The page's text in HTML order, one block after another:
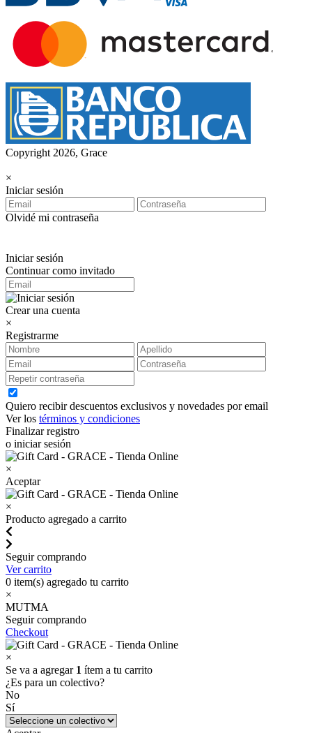
Copyright 2026, Grace
×
Iniciar sesión
Olvidé mi contraseña
Iniciar sesión
Continuar como invitado
Crear una cuenta
×
Registrarme
Quiero recibir descuentos exclusivos y novedades por email
Ver los términos y condiciones
Finalizar registro
o iniciar sesión
×
Aceptar
×
Producto agregado a carrito
Seguir comprando
Ver carrito
0 item(s) agregado tu carrito
×
MUTMA
Seguir comprando
Checkout
×
Se va a agregar 1 ítem a tu carrito
¿Es para un colectivo?
No
Sí